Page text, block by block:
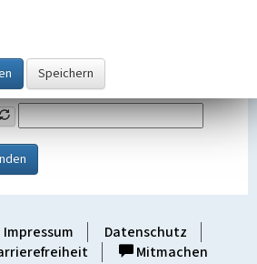
Sie unten das Rechenergebnis aus der
Impressum
Datenschutz
Mitmachen